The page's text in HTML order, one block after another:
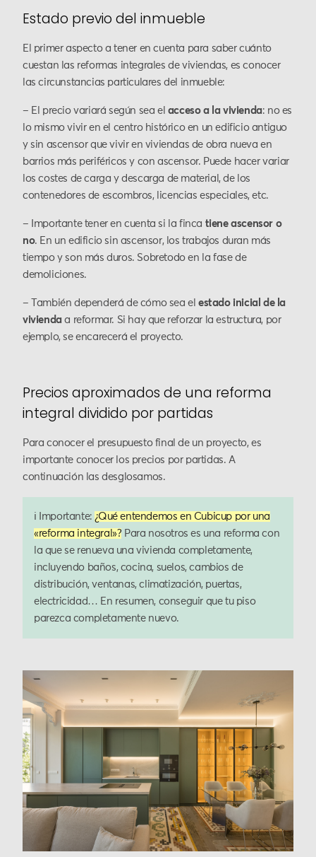
Estado previo del inmueble
El primer aspecto a tener en cuenta para saber cuánto
cuestan las reformas integrales de viviendas, es conocer
las circunstancias particulares del inmueble:
– El precio variará según sea el acceso a la vivienda: no es
lo mismo vivir en el centro histórico en un edificio antiguo
y sin ascensor que vivir en viviendas de obra nueva en
barrios más periféricos y con ascensor. Puede hacer variar
los costes de carga y descarga de material, de los
contenedores de escombros, licencias especiales, etc.
– Importante tener en cuenta si la finca tiene ascensor o
no. En un edificio sin ascensor, los trabajos duran más
tiempo y son más duros. Sobretodo en la fase de
demoliciones.
– También dependerá de cómo sea el estado inicial de la
viviendaa reformar. Si hay que reforzar la estructura, por
ejemplo, se encarecerá el proyecto.
Precios aproximados de una reforma
integral dividido por partidas
Para conocer el presupuesto final de un proyecto, es
importante conocer los precios por partidas. A
continuación las desglosamos.
ℹ️ Importante: ¿Qué entendemos en Cubicup por una
«reforma integral»? Para nosotros es una reforma con
la que se renueva una vivienda completamente,
incluyendo baños, cocina, suelos, cambios de
distribución, ventanas, climatización, puertas,
electricidad… En resumen, conseguir que tu piso
parezca completamente nuevo.